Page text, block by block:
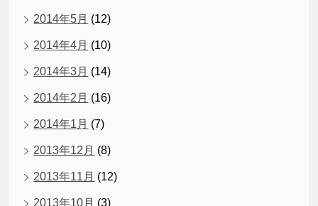
2014年5月 (12)
2014年4月 (10)
2014年3月 (14)
2014年2月 (16)
2014年1月 (7)
2013年12月 (8)
2013年11月 (12)
2013年10月 (3)